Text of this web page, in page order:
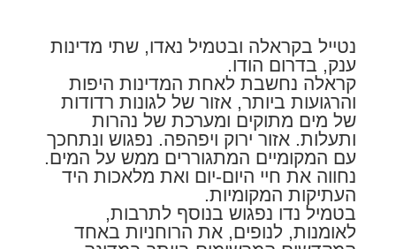
נטייל בקראלה ובטמיל נאדו, שתי מדינות
ענק, בדרום הודו.
קראלה נחשבת לאחת המדינות היפות
והרגועות ביותר, אזור של לגונות רדודות
של מים מתוקים ומערכת של נהרות
ותעלות. אזור ירוק ויפהפה. נפגוש ונתחכך
עם המקומיים המתגוררים ממש על המים.
נחווה את חיי היום-יום ואת מלאכות היד
העתיקות המקומיות.
בטמיל נדו נפגוש בנוסף לתרבות,
לאומנות, לנופים, את הרוחניות באחד